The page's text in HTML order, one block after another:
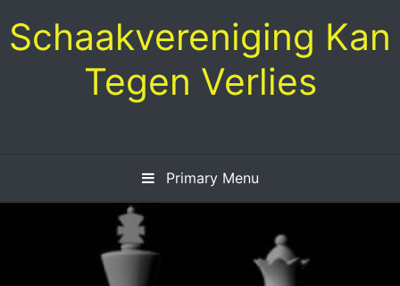
to
content
Schaakvereniging Kan
Tegen Verlies
Primary Menu